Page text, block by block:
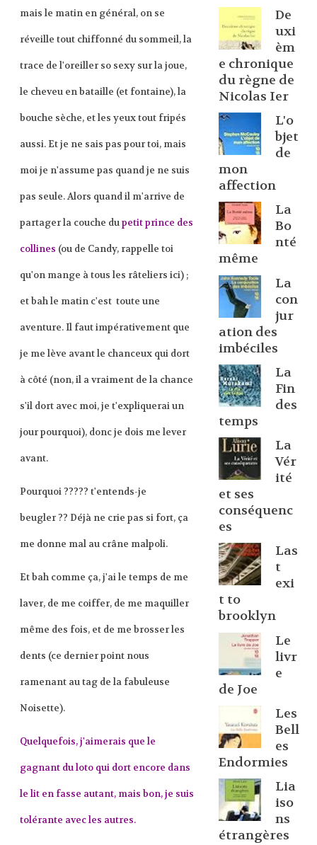
mais le matin en général, on se
réveille tout chiffonné du sommeil, la
trace de l'oreiller so sexy sur la joue,
le cheveu en bataille (et fontaine), la
bouche sèche, et les yeux tout fripés
aussi. Et je ne sais pas pour toi, mais
moi je n'assume pas quand je ne suis
pas seule. Alors quand il m'arrive de
partager la couche dupetit prince des
collines (ou de Candy, rappelle toi
qu'on mange à tous les râteliers ici) ;
et bah le matin c'est toute une
aventure. Il faut impérativement que
je me lève avant le chanceux qui dort
à côté (non, il a vraiment de la chance
s'il dort avec moi, je t'expliquerai un
jour pourquoi), donc je dois me lever
avant.
Pourquoi ????? t'entends-je
beugler ?? Déjà ne crie pas si fort, ça
me donne mal au crâne malpoli.
Et bah comme ça, j'ai le temps de me
laver, de me coiffer, de me maquiller
même des fois, et de me brosser les
dents (ce dernier point nous
ramenant au tag de la fabuleuse
Noisette).
Quelquefois, j'aimerais que le
gagnant du loto qui dort encore dans
le lit en fasse autant, mais bon, je suis
tolérante avec les autres.
De
uxi
èm
e chronique
du règne de
Nicolas Ier
L'o
bjet
de
mon
affection
La
Bo
nté
même
La
con
jur
ation des
imbéciles
La
Fin
des
temps
La
Vér
ité
et ses
conséquenc
es
Las
t
exi
t to
brooklyn
Le
livr
e
de Joe
Les
Bell
es
Endormies
Lia
iso
ns
étrangères